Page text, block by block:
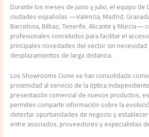
Durante los meses de junio y julio, el equipo de
ciudades españolas —Valencia, Madrid,
Barcelona, Bilbao, Tenerife, Alicante y Murcia—
profesionales concebidos para facilitar el
principales novedades del sector sin
desplazamientos de larga distancia.
Los Showrooms Cione se han consolidado
proximidad al servicio de la óptica
presentación comercial de nuevos productos,
permiten compartir información sobre la
detectar oportunidades de negocio y
entre asociados, proveedores y especialistas